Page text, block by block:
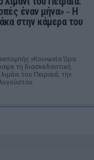
έναν μήνα» ‑ Η
στην κάμερα του
«Κοινωνία Ώρα
τη διασκεδαστική
του Πειραιά, την